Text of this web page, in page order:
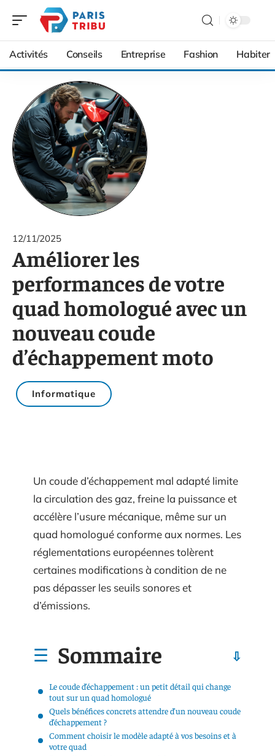
Activités Conseils Entreprise Fashion Habiter
12/11/2025
Améliorer les
performances de votre
quad homologué avec un
nouveau coude
d’échappement moto
Informatique
Un coude d’échappement mal adapté limite
la circulation des gaz, freine la puissance et
accélère l’usure mécanique, même sur un
quad homologué conforme aux normes. Les
réglementations européennes tolèrent
certaines modifications à condition de ne
pas dépasser les seuils sonores et
d’émissions.
Sommaire
Le coude d’échappement : un petit détail qui change
tout sur un quad homologué
Quels bénéfices concrets attendre d’un nouveau coude
d’échappement ?
Comment choisir le modèle adapté à vos besoins et à
votre quad